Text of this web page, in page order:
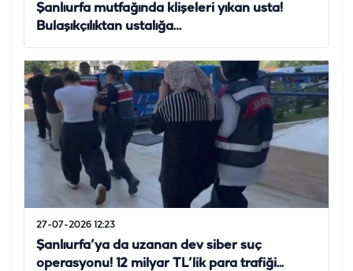
Şanlıurfa mutfağında klişeleri yıkan usta!
Bulaşıkçılıktan ustalığa…
27-07-2026 12:23
Şanlıurfa’ya da uzanan dev siber suç
operasyonu! 12 milyar TL’lik para trafiği...